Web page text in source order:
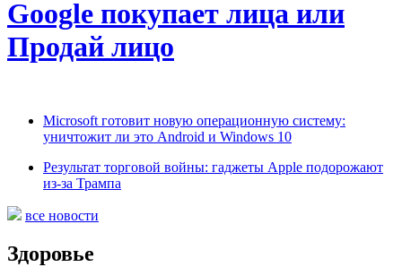
Google покупает лица или
Продай лицо
Microsoft готовит новую операционную систему:
уничтожит ли это Android и Windows 10
Результат торговой войны: гаджеты Apple подорожают
из-за Трампа
все новости
Здоровье